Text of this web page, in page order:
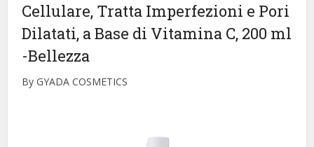
Cellulare, Tratta Imperfezioni e Pori
Dilatati, a Base di Vitamina C, 200 ml
-Bellezza
By GYADA COSMETICS